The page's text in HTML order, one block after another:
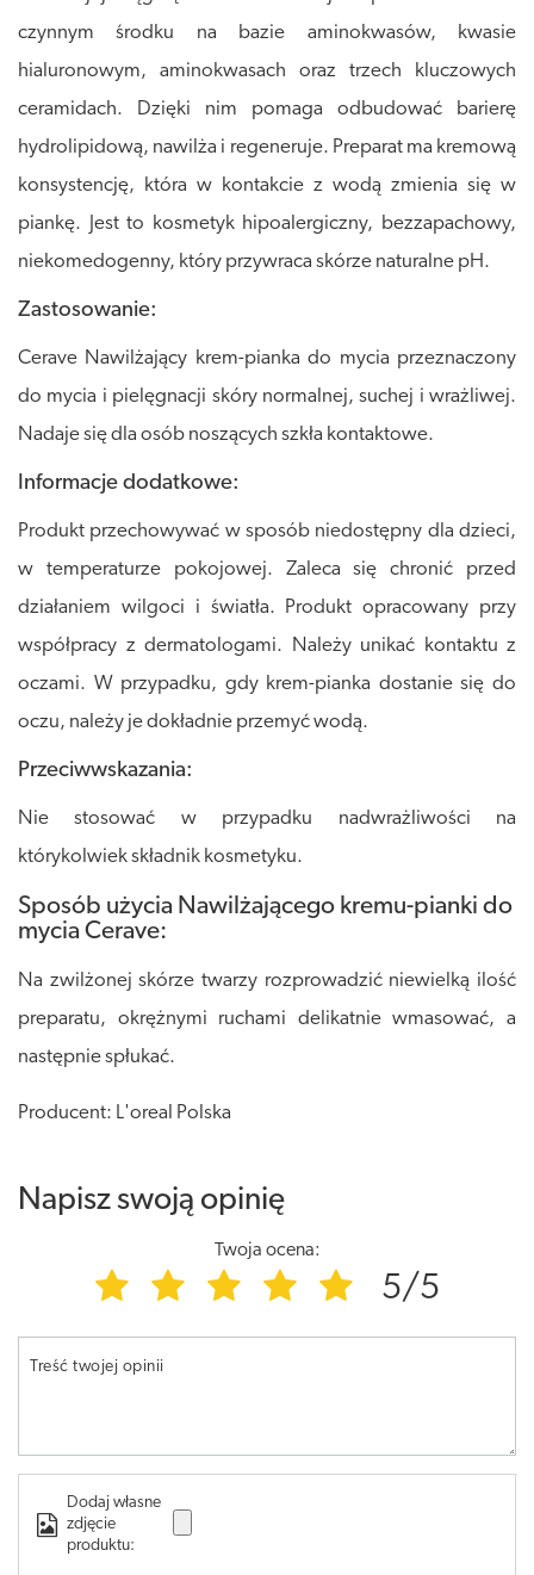
czynnym środku na bazie aminokwasów, kwasie
hialuronowym, aminokwasach oraz trzech kluczowych
ceramidach. Dzięki nim pomaga odbudować barierę
hydrolipidową, nawilża i regeneruje. Preparat ma kremową
konsystencję, która w kontakcie z wodą zmienia się w
piankę. Jest to kosmetyk hipoalergiczny, bezzapachowy,
niekomedogenny, który przywraca skórze naturalne pH.
Zastosowanie:
Cerave Nawilżający krem-pianka do mycia przeznaczony
do mycia i pielęgnacji skóry normalnej, suchej i wrażliwej.
Nadaje się dla osób noszących szkła kontaktowe.
Informacje dodatkowe:
Produkt przechowywać w sposób niedostępny dla dzieci,
w temperaturze pokojowej. Zaleca się chronić przed
działaniem wilgoci i światła. Produkt opracowany przy
współpracy z dermatologami. Należy unikać kontaktu z
oczami. W przypadku, gdy krem-pianka dostanie się do
oczu, należy je dokładnie przemyć wodą.
Przeciwwskazania:
Nie stosować w przypadku nadwrażliwości na
którykolwiek składnik kosmetyku.
Sposób użycia Nawilżającego kremu-pianki do
mycia Cerave:
Na zwilżonej skórze twarzy rozprowadzić niewielką ilość
preparatu, okrężnymi ruchami delikatnie wmasować, a
następnie spłukać.
Producent: L'oreal Polska
Napisz swoją opinię
Twoja ocena:
5/5
Treść twojej opinii
Dodaj własne
zdjęcie
produktu: